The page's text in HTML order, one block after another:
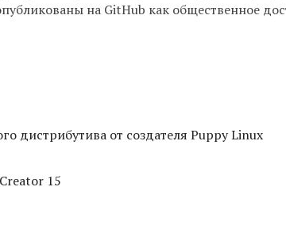
на GitHub как общественное
дистрибутива от создателя Puppy Linux
15